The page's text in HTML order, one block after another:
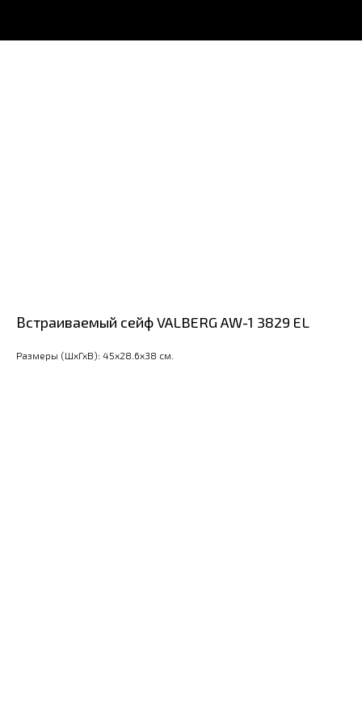
Встраиваемый сейф VALBERG AW-1 3829 EL
Размеры (ШхГхВ): 45x28.6x38 см.